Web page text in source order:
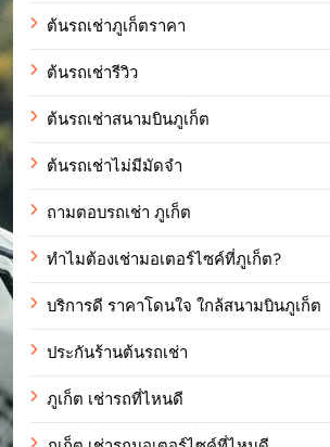
ต้นรถเช่าภูเก็ตราคา
ต้นรถเช่ารีวิว
ต้นรถเช่าสนามบินภูเก็ต
ต้นรถเช่าไม่มีมัดจำ
ถามตอบรถเช่า ภูเก็ต
ทำไมต้องเช่ามอเตอร์ไซค์ที่ภูเก็ต?
บริการดี ราคาโดนใจ ใกล้สนามบินภูเก็ต
ประกันร้านต้นรถเช่า
ภูเก็ต เช่ารถที่ไหนดี